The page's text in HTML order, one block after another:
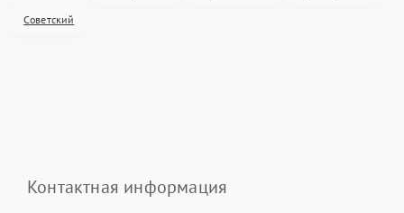
Советский
Контактная информация